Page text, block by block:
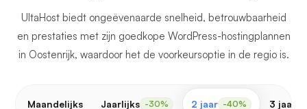
UltaHost biedt ongeëvenaarde snelheid, betrouwbaarheid
en prestaties met zijn goedkope WordPress-hostingplannen
in Oostenrijk, waardoor het de voorkeursoptie in de regio is.
Maandelijks Jaarlijks -30% 2 jaar -40% 3 jaar